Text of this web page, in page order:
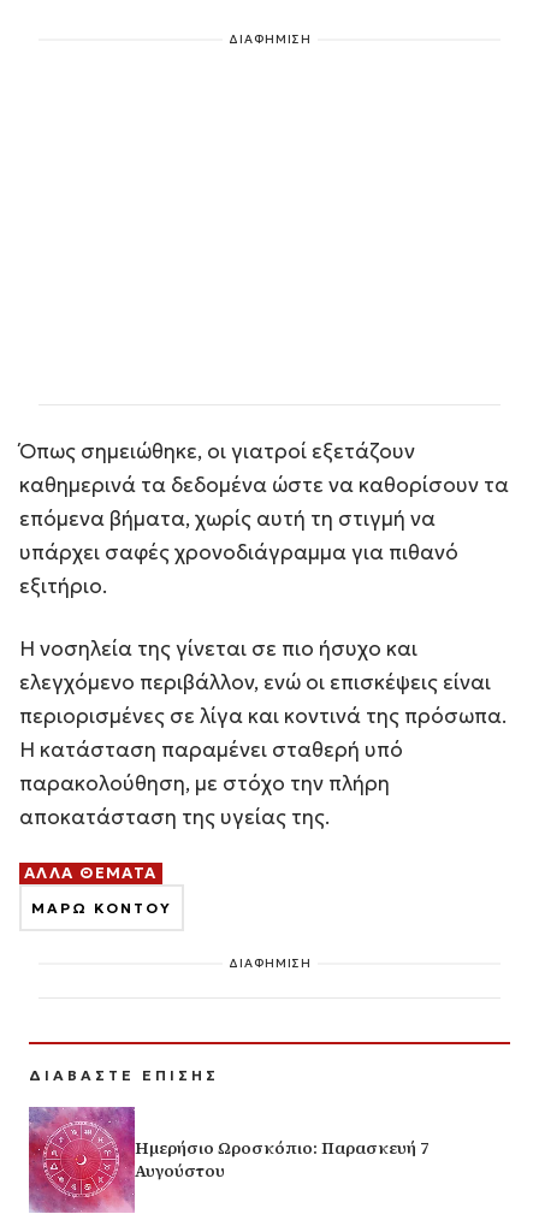
ΔΙΑΦΗΜΙΣΗ
Όπως σημειώθηκε, οι γιατροί εξετάζουν
καθημερινά τα δεδομένα ώστε να καθορίσουν τα
επόμενα βήματα, χωρίς αυτή τη στιγμή να
υπάρχει σαφές χρονοδιάγραμμα για πιθανό
εξιτήριο.
Η νοσηλεία της γίνεται σε πιο ήσυχο και
ελεγχόμενο περιβάλλον, ενώ οι επισκέψεις είναι
περιορισμένες σε λίγα και κοντινά της πρόσωπα.
Η κατάσταση παραμένει σταθερή υπό
παρακολούθηση, με στόχο την πλήρη
αποκατάσταση της υγείας της.
ΑΛΛΑ ΘΕΜΑΤΑ
ΜΑΡΩ ΚΟΝΤΟΥ
ΔΙΑΦΗΜΙΣΗ
ΔΙΑΒΑΣΤΕ ΕΠΙΣΗΣ
Ημερήσιο Ωροσκόπιο: Παρασκευή 7
Αυγούστου